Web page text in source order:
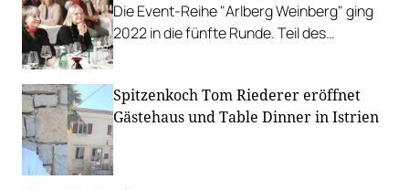
Die Event-Reihe "Arlberg Weinberg" ging
2022 in die fünfte Runde. Teil des
Spitzenkoch Tom Riederer eröffnet
Gästehaus und Table Dinner in Istrien